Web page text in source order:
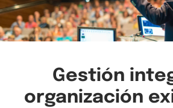
Gestión
organización